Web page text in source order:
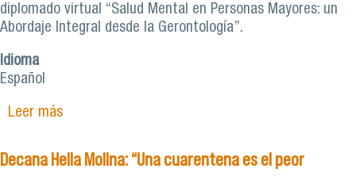
diplomado virtual “Salud Mental en Personas Mayores: un
Abordaje Integral desde la Gerontología”.
Idioma
Español
Leer mássobre Facultad de Ciencias Médicas inaugura
personas mayores
Decana Helia Molina: “Una cuarentena es el peor